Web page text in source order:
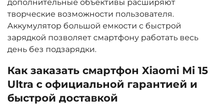
дополнительные объективы расширяют
творческие возможности пользователя.
Аккумулятор большой емкости с быстрой
зарядкой позволяет смартфону работать весь
день без подзарядки.
Как заказать смартфон Xiaomi Mi 15
Ultra с официальной гарантией и
быстрой доставкой